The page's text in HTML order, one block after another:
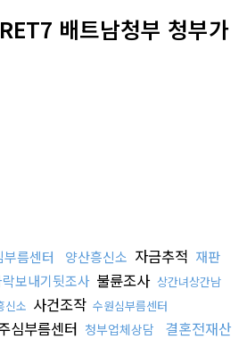
배트남청부 청부가
부름센터 양산흥신소 자금추적 재판
락보내기뒷조사 불륜조사 상간녀상간남
신소 사건조작 수원심부름센터
심부름센터 청부업체상담
결혼전재산